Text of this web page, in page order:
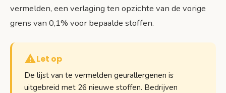
vermelden, een verlaging ten opzichte van de vorige
grens van 0,1% voor bepaalde stoffen.
Let op
De lijst van te vermelden geurallergenen is
uitgebreid met 26 nieuwe stoffen. Bedrijven